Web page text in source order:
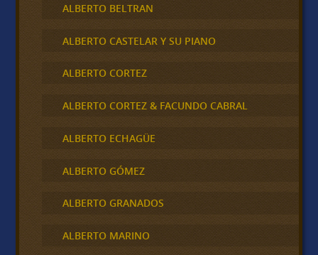
ALBERTO BELTRAN
ALBERTO CASTELAR Y SU PIANO
ALBERTO CORTEZ
ALBERTO CORTEZ & FACUNDO CABRAL
ALBERTO ECHAGÜE
ALBERTO GÓMEZ
ALBERTO GRANADOS
ALBERTO MARINO